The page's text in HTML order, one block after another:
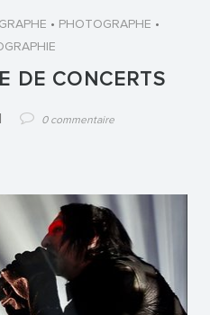
• PHOTOGRAPHE •
DE CONCERTS
0 commentaire